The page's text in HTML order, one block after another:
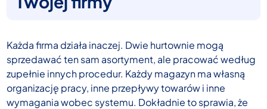
Każda firma działa inaczej. Dwie hurtownie mogą
sprzedawać ten sam asortyment, ale pracować według
zupełnie innych procedur. Każdy magazyn ma własną
organizację pracy, inne przepływy towarów i inne
wymagania wobec systemu. Dokładnie to sprawia, że